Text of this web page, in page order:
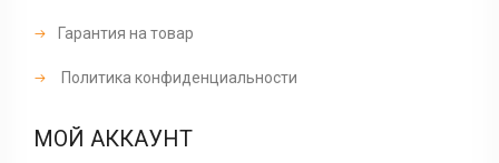
Гарантия на товар
Политика конфиденциальности
МОЙ АККАУНТ